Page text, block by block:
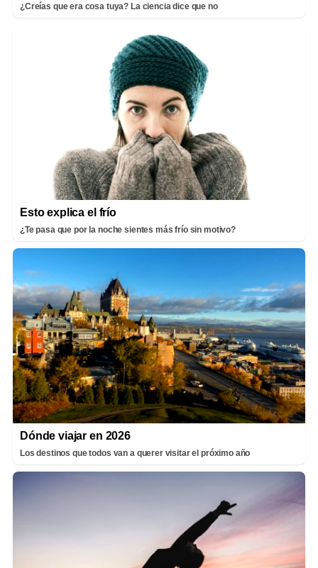
¿Creías que era cosa tuya? La ciencia dice que no
Esto explica el frío
¿Te pasa que por la noche sientes más frío sin motivo?
Dónde viajar en 2026
Los destinos que todos van a querer visitar el próximo año